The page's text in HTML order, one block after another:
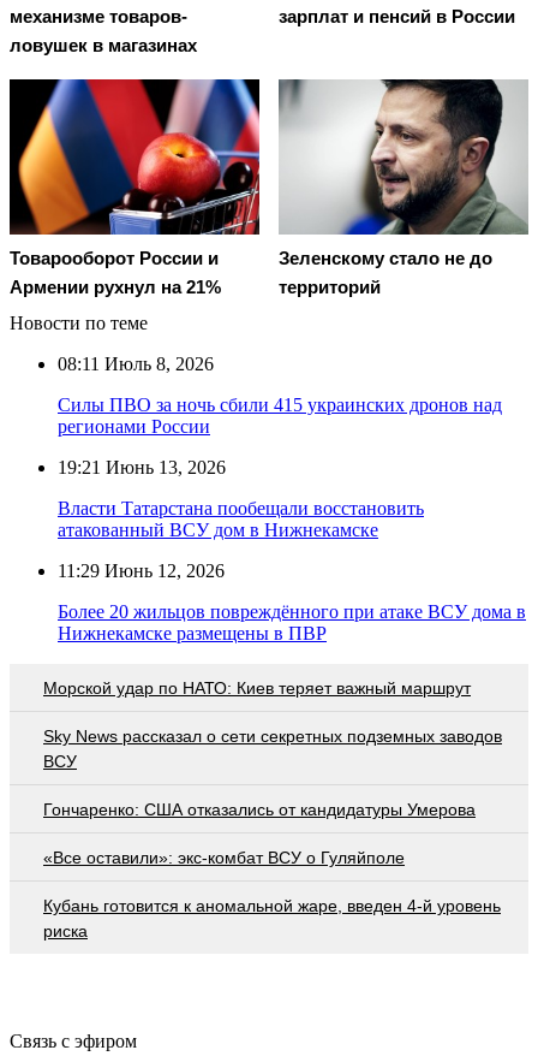
механизме товаров-
ловушек в магазинах
зарплат и пенсий в России
Товарооборот России и
Армении рухнул на 21%
Зеленскому стало не до
территорий
Новости по теме
08:11 Июль 8, 2026
Силы ПВО за ночь сбили 415 украинских дронов над
регионами России
19:21 Июнь 13, 2026
Власти Татарстана пообещали восстановить
атакованный ВСУ дом в Нижнекамске
11:29 Июнь 12, 2026
Более 20 жильцов повреждённого при атаке ВСУ дома в
Нижнекамске размещены в ПВР
Морской удар по НАТО: Киев теряет важный маршрут
Sky News рассказал о сети секретных подземных заводов
ВСУ
Гончаренко: США отказались от кандидатуры Умерова
«Все оставили»: экс-комбат ВСУ о Гуляйполе
Кубань готовится к аномальной жаре, введен 4-й уровень
риска
Связь с эфиром